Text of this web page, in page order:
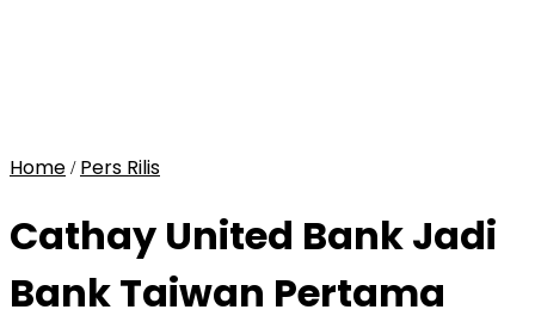
Home / Pers Rilis
Cathay United Bank Jadi
Bank Taiwan Pertama